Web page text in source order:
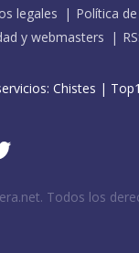
legales
Política
y webmasters
Chistes |
Todos los